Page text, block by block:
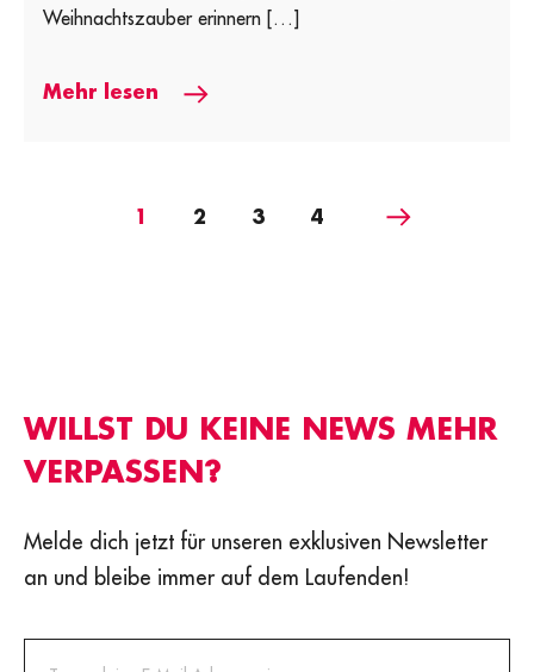
Weihnachtszauber erinnern […]
Mehr lesen
1 2 3 4 Nächste
WILLST DU KEINE NEWS MEHR
VERPASSEN?
Melde dich jetzt für unseren exklusiven Newsletter
an und bleibe immer auf dem Laufenden!